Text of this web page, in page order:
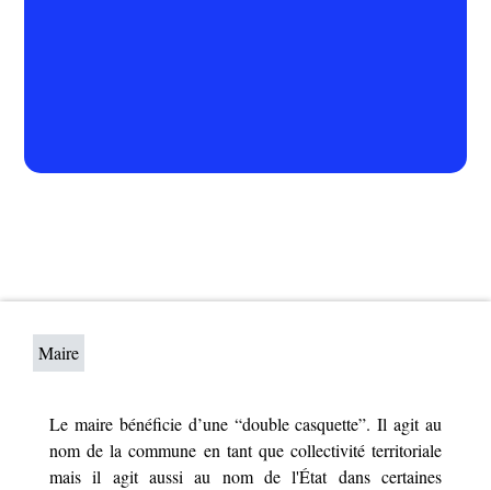
Maire
Le maire bénéficie d’une “double casquette”. Il agit au
nom de la commune en tant que collectivité territoriale
mais il agit aussi au nom de l'État dans certaines